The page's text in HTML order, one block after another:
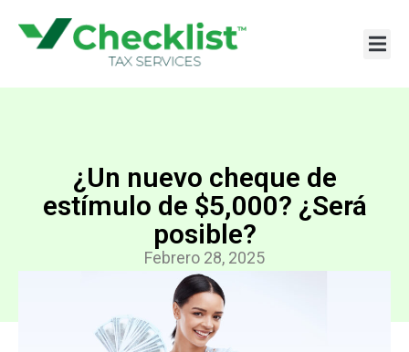
contenido
¿Un nuevo cheque de
estímulo de $5,000? ¿Será
posible?
Febrero 28, 2025